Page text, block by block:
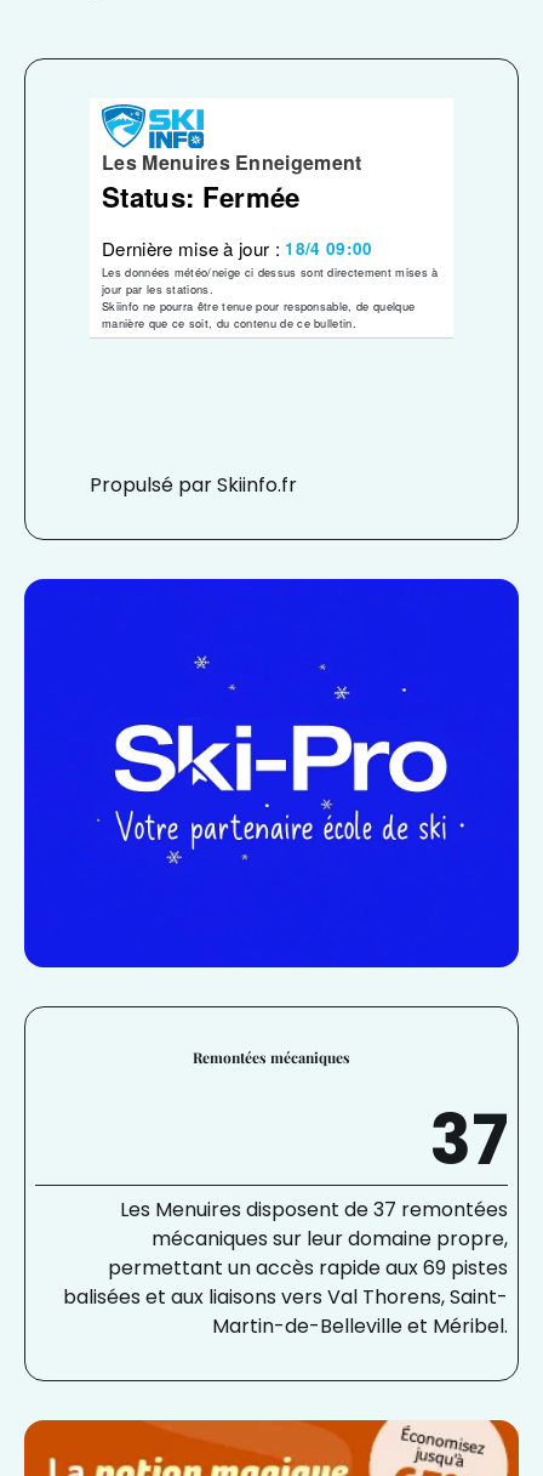
Propulsé par Skiinfo.fr
Remontées mécaniques
37
Les Menuires disposent de 37 remontées
mécaniques sur leur domaine propre,
permettant un accès rapide aux 69 pistes
balisées et aux liaisons vers Val Thorens, Saint-
Martin-de-Belleville et Méribel.